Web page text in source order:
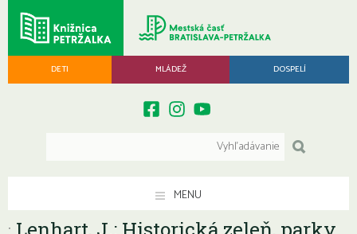
DETI MLÁDEŽ DOSPELÍ
MENU